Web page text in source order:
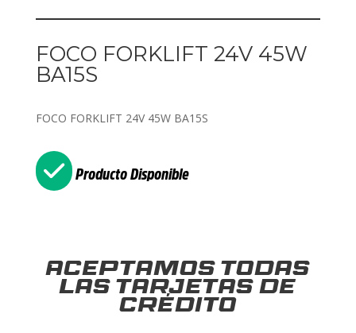
FOCO FORKLIFT 24V 45W
BA15S
FOCO FORKLIFT 24V 45W BA15S
Producto Disponible
Aceptamos todas
las tarjetas de
crédito